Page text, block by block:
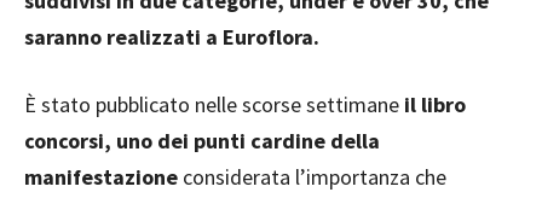
saranno realizzati a Euroflora.
È stato pubblicato nelle scorse settimane il libro
concorsi, uno dei punti cardine della
manifestazione considerata l’importanza che